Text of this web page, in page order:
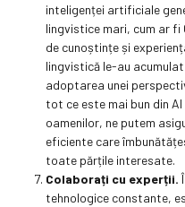
inteligenței artificiale
lingvistice mari, cum ar fi
de cunoștințe și
lingvistică le-au
adoptarea unei
tot ce este mai bun din
oamenilor, ne putem
eficiente care
toate părțile interesate.
Colaborați cu experții.
tehnologice constante,